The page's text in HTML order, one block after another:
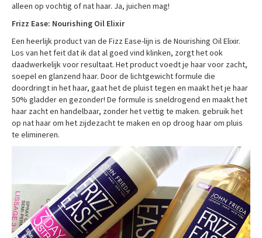
alleen op vochtig of nat haar. Ja, juichen mag!
Frizz Ease: Nourishing Oil Elixir
Een heerlijk product van de Fizz Ease-lijn is de Nourishing Oil Elixir.
Los van het feit dat ik dat al goed vind klinken, zorgt het ook
daadwerkelijk voor resultaat. Het product voedt je haar voor zacht,
soepel en glanzend haar. Door de lichtgewicht formule die
doordringt in het haar, gaat het de pluist tegen en maakt het je haar
50% gladder en gezonder! De formule is sneldrogend en maakt het
haar zacht en handelbaar, zonder het vettig te maken. gebruik het
op nat haar om het zijdezacht te maken en op droog haar om pluis
te elimineren.